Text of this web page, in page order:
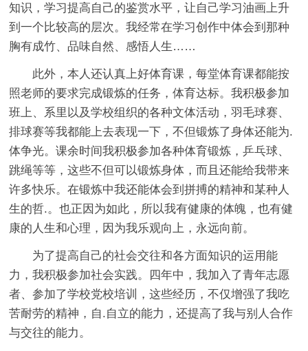
知识，学习提高自己的鉴赏水平，让自己学习油画上升
到一个比较高的层次。我经常在学习创作中体会到那种
胸有成竹、品味自然、感悟人生……
此外，本人还认真上好体育课，每堂体育课都能按
照老师的要求完成锻炼的任务，体育达标。我积极参加
班上、系里以及学校组织的各种文体活动，羽毛球赛、
排球赛等我都能上去表现一下，不但锻炼了身体还能为.
体争光。课余时间我积极参加各种体育锻炼，乒乓球、
跳绳等等，这些不但可以锻炼身体，而且还能给我带来
许多快乐。在锻炼中我还能体会到拼搏的精神和某种人
生的哲.。也正因为如此，所以我有健康的体魄，也有健
康的人生和心理，因为我乐观向上，永远向前。
为了提高自己的社会交往和各方面知识的运用能
力，我积极参加社会实践。四年中，我加入了青年志愿
者、参加了学校党校培训，这些经历，不仅增强了我吃
苦耐劳的精神，自.自立的能力，还提高了我与别人合作
与交往的能力。